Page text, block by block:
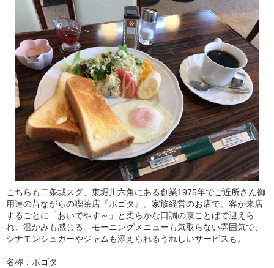
こちらも二条城スグ、東堀川六角にある創業1975年でご近所さん御
用達の昔ながらの喫茶店『ボゴタ』。家族経営のお店で、客が来店
するごとに「おいでやす～」と柔らかな口調の京ことばで迎えら
れ、温かみも感じる。モーニングメニューも気取らない雰囲気で、
シナモンシュガーやジャムも添えられるうれしいサービスも。
名称：ボゴタ